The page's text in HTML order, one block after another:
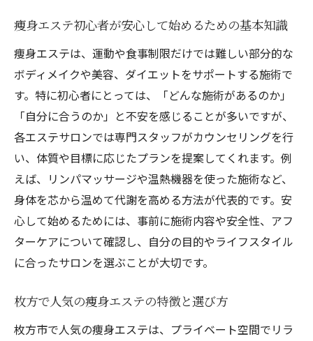
の工夫
カウンセリングで知るべき痩身エステの重
要事項
痩身エステの衛生管理と安全性に注目する
理由
エステ初心者が感じやすい不安と解決策ま
スタッフ対応で分かる痩身エステの安心度
口コミを活用した痩身エステの選び方と注
意点
効果を実感する痩身エステ選びの秘訣
方
自分に合う痩身エステの見極めポイント
痩身エステ初心者が安心して始めるための基本知識
痩身エステは、運動や食事制限だけでは難しい部分的な
ボディメイクや美容、ダイエットをサポートする施術で
す。特に初心者にとっては、「どんな施術があるのか」
「自分に合うのか」と不安を感じることが多いですが、
各エステサロンでは専門スタッフがカウンセリングを行
い、体質や目標に応じたプランを提案してくれます。例
えば、リンパマッサージや温熱機器を使った施術など、
身体を芯から温めて代謝を高める方法が代表的です。安
心して始めるためには、事前に施術内容や安全性、アフ
ターケアについて確認し、自分の目的やライフスタイル
に合ったサロンを選ぶことが大切です。
枚方で人気の痩身エステの特徴と選び方
枚方市で人気の痩身エステは、プライベート空間でリラ